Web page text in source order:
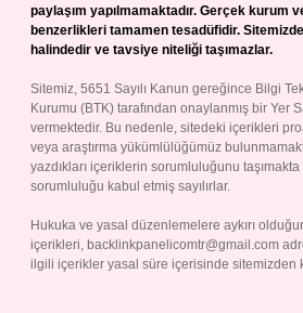
paylaşım yapılmamaktadır. Gerçek kurum
benzerlikleri tamamen tesadüfidir.
halindedir ve tavsiye niteliği taşımazlar.
Sitemiz, 5651 Sayılı Kanun gereğince Bilgi
Kurumu (BTK) tarafından onaylanmış bir Yer
vermektedir. Bu nedenle, sitedeki içerikleri
veya araştırma yükümlülüğümüz
yazdıkları içeriklerin sorumluluğunu
sorumluluğu kabul etmiş sayılırlar.
Hukuka ve yasal düzenlemelere aykırı
içerikleri, backlinkpanelicomtr@gmail.com
ilgili içerikler yasal süre içerisinde sitemizden